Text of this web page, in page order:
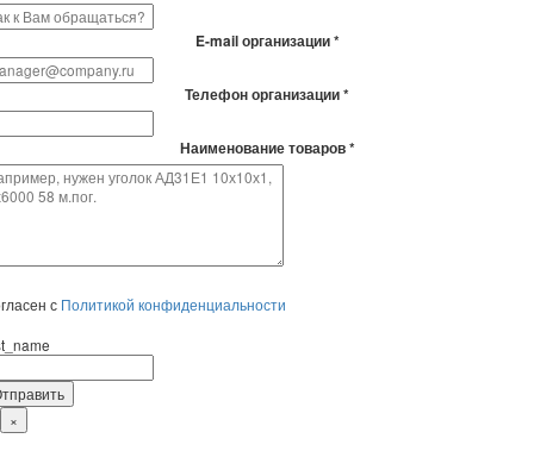
E-mail организации *
Телефон организации *
Наименование товаров *
с Политикой конфиденциальности
×